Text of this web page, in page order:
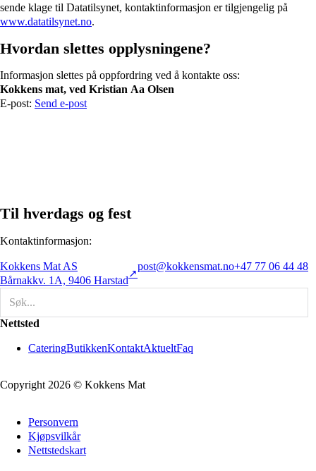
sende klage til Datatilsynet, kontaktinformasjon er tilgjengelig på
www.datatilsynet.no.
Hvordan slettes opplysningene?
Informasjon slettes på oppfordring ved å kontakte oss:
Kokkens mat, ved Kristian Aa Olsen
E-post: Send e-post
Til hverdags og fest
Kontaktinformasjon:
Kokkens Mat AS
Bårnakkv. 1A, 9406 Harstad
post@kokkensmat.no+47 77 06 44 48
Nettsted
CateringButikkenKontaktAktueltFaq
Copyright 2026 © Kokkens Mat
Personvern
Kjøpsvilkår
Nettstedskart